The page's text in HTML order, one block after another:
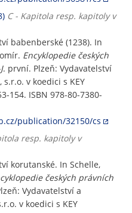
C - Kapitola resp. kapitoly v
babenberské (1238). In
Encyklopedie českých
. první. Plzeň: Vydavatelství
v koedici s KEY
154. ISBN 978-80-7380-
publication/32150/cs
resp. kapitoly v
korutanské. In Schelle,
českých právních
Vydavatelství a
v koedici s KEY